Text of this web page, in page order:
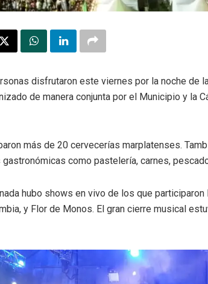
disfrutaron este viernes por la noche de
de manera conjunta por el Municipio y la
más de 20 cervecerías marplatenses.
como pastelería, carnes,
hubo shows en vivo de los que
y Flor de Monos. El gran cierre musical